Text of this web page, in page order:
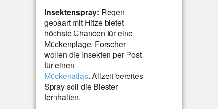
Insektenspray: Regen
gepaart mit Hitze bietet
höchste Chancen für eine
Mückenplage. Forscher
wollen die Insekten per Post
für einen
Mückenatlas. Allzeit bereites
Spray soll die Biester
fernhalten.